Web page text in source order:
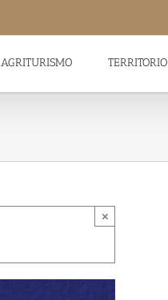
AGRITURISMO TERRITORIO
×